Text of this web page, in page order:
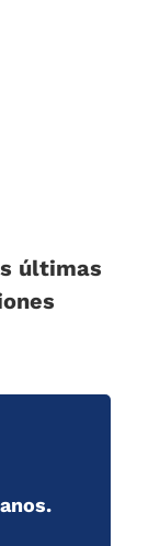
últimas